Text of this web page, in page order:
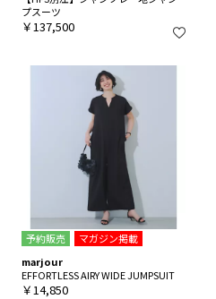
プスーツ
￥137,500
予約販売
マガジン掲載
marjour
EFFORTLESS AIRY WIDE JUMPSUIT
￥14,850